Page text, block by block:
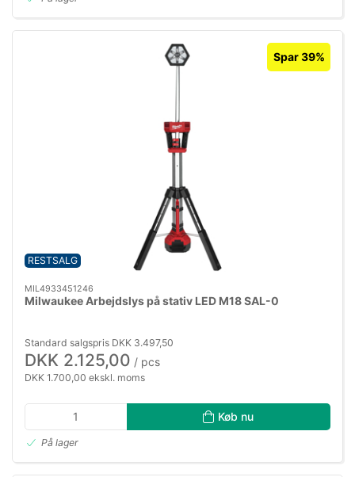
RESTSALG
Spar 39%
MIL4933451246
Milwaukee Arbejdslys på stativ LED M18 SAL-0
Standard salgspris DKK 3.497,50
DKK 2.125,00 / pcs
DKK 1.700,00 ekskl. moms
Køb nu
På lager